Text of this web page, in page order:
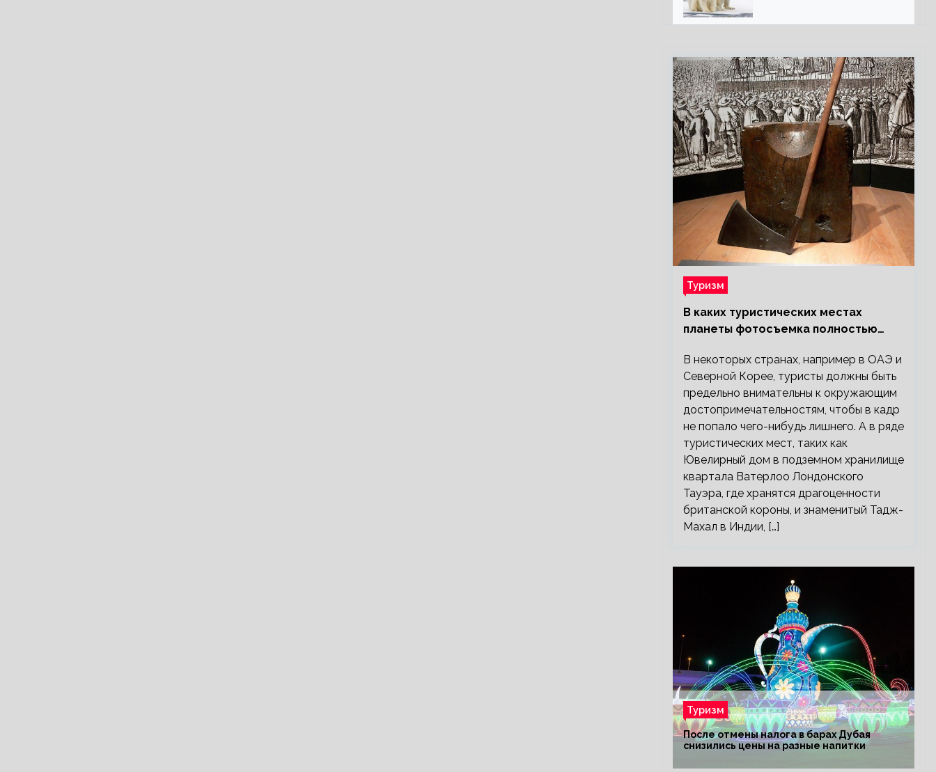
Туризм
В каких туристических местах
планеты фотосъемка полностью
В некоторых странах, например в ОАЭ и
Северной Корее, туристы должны быть
предельно внимательны к окружающим
достопримечательностям, чтобы в кадр
не попало чего-нибудь лишнего. А в ряде
туристических мест, таких как
Ювелирный дом в подземном хранилище
квартала Ватерлоо Лондонского
Тауэра, где хранятся драгоценности
британской короны, и знаменитый Тадж-
Махал в Индии, […]
Туризм
После отмены налога в барах Дубая
снизились цены на разные напитки